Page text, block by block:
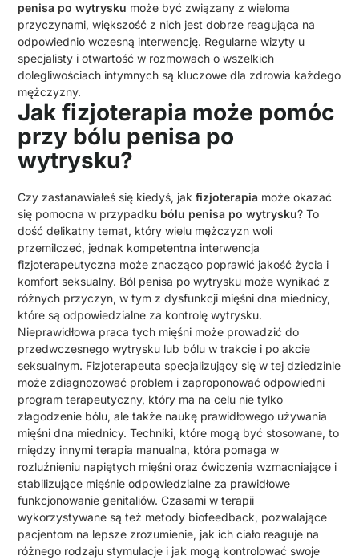
penisa po wytrysku może być związany z wieloma
przyczynami, większość z nich jest dobrze reagująca na
odpowiednio wczesną interwencję. Regularne wizyty u
specjalisty i otwartość w rozmowach o wszelkich
dolegliwościach intymnych są kluczowe dla zdrowia każdego
mężczyzny.
Jak fizjoterapia może pomóc
przy bólu penisa po
wytrysku?
Czy zastanawiałeś się kiedyś, jakfizjoterapia może okazać
się pomocna w przypadku bólu penisa po wytrysku? To
dość delikatny temat, który wielu mężczyzn woli
przemilczeć, jednak kompetentna interwencja
fizjoterapeutyczna może znacząco poprawić jakość życia i
komfort seksualny. Ból penisa po wytrysku może wynikać z
różnych przyczyn, w tym z dysfunkcji mięśni dna miednicy,
które są odpowiedzialne za kontrolę wytrysku.
Nieprawidłowa praca tych mięśni może prowadzić do
przedwczesnego wytrysku lub bólu w trakcie i po akcie
seksualnym. Fizjoterapeuta specjalizujący się w tej dziedzinie
może zdiagnozować problem i zaproponować odpowiedni
program terapeutyczny, który ma na celu nie tylko
złagodzenie bólu, ale także naukę prawidłowego używania
mięśni dna miednicy. Techniki, które mogą być stosowane, to
między innymi terapia manualna, która pomaga w
rozluźnieniu napiętych mięśni oraz ćwiczenia wzmacniające i
stabilizujące mięśnie odpowiedzialne za prawidłowe
funkcjonowanie genitaliów. Czasami w terapii
wykorzystywane są też metody biofeedback, pozwalające
pacjentom na lepsze zrozumienie, jak ich ciało reaguje na
różnego rodzaju stymulacje i jak mogą kontrolować swoje